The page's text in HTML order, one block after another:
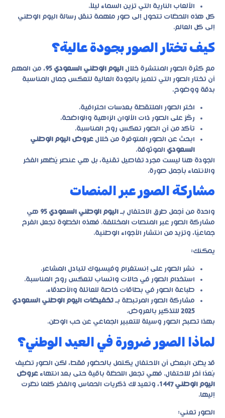
الألعاب النارية التي تزين السماء ليلاً.
كل هذه اللحظات تتحول إلى صور ملهمة تنقل رسالة اليوم الوطني
إلى كل العالم.
كيف تختار الصور بجودة عالية؟
مع كثرة الصور المنتشرة خلال اليوم الوطني السعودي 95
، من المهم
أن تختار الصور التي تتميز بالجودة العالية لتعكس جمال المناسبة
بدقة ووضوح.
اختر الصور الملتقطة بعدسات احترافية.
ركّز على الصور ذات الألوان الزاهية والواضحة.
تأكد من أن الصور تعكس روح المناسبة.
ابحث عن الصور المتوفرة من خلال عروض اليوم الوطني
السعودي الموثوقة.
الجودة هنا ليست مجرد تفاصيل تقنية، بل هي عنصر يُظهر الفخر
والانتماء بأجمل صورة.
مشاركة الصور عبر المنصات
واحدة من أجمل طرق الاحتفال بـ اليوم الوطني السعودي 95
هي
مشاركة الصور عبر المنصات المختلفة. فهذه الخطوة تجعل الفرح
جماعيًا، وتزيد من انتشار الأجواء الوطنية.
يمكنك:
نشر الصور على إنستغرام وفيسبوك لتبادل المشاعر.
استخدام الصور في حالات واتساب لتعكس روح المناسبة.
طباعة الصور في بطاقات خاصة للعائلة والأصدقاء.
مشاركة الصور المرتبطة بـ تخفيضات اليوم الوطني السعودي
2025 للتذكير بالعروض.
بهذا تصبح الصور وسيلة للتعبير الجماعي عن حب الوطن.
لماذا الصور ضرورة في العيد الوطني؟
قد يظن البعض أن الاحتفال يكتمل بالحضور فقط، لكن الصور تضيف
بُعدًا آخر للاحتفال. فهي تجعل اللحظة باقية حتى بعد انتهاء عروض
اليوم الوطني 1447
، وتعيد لك ذكريات الحماس والفخر كلما نظرت
إليها.
الصور تعني: